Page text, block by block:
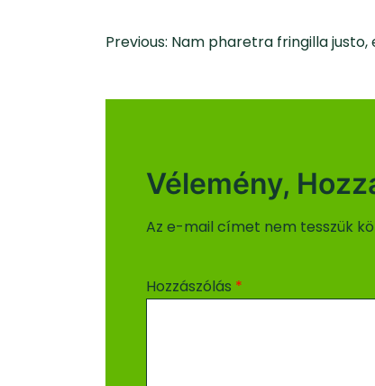
Bejegyzés
Navigáció
Previous: Nam pharetra fringilla
Vélemény,
Az e-mail címet nem tesszük
Hozzászólás *